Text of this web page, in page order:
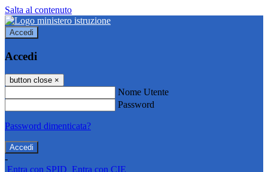
Salta al contenuto
Accedi
Accedi
button close ×
Nome Utente
Password
Password dimenticata?
-
Entra con SPID Entra con CIE